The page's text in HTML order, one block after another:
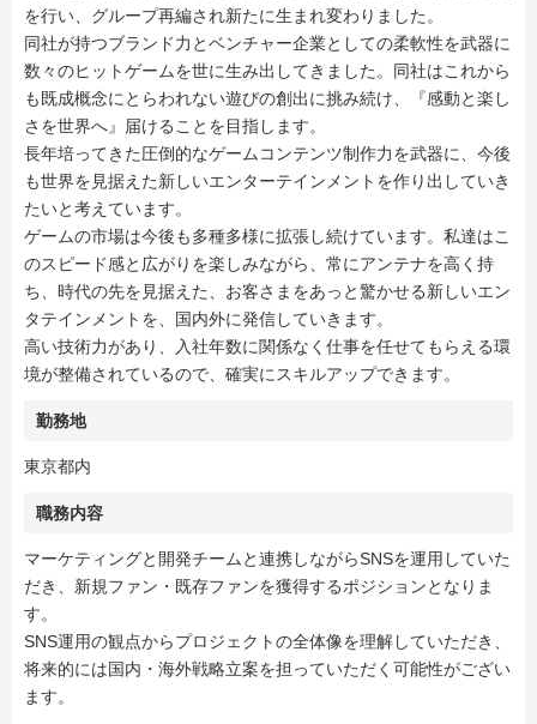
を行い、グループ再編され新たに生まれ変わりました。
同社が持つブランド力とベンチャー企業としての柔軟性を武器に
数々のヒットゲームを世に生み出してきました。同社はこれから
も既成概念にとらわれない遊びの創出に挑み続け、『感動と楽し
さを世界へ』届けることを目指します。
長年培ってきた圧倒的なゲームコンテンツ制作力を武器に、今後
も世界を見据えた新しいエンターテインメントを作り出していき
たいと考えています。
ゲームの市場は今後も多種多様に拡張し続けています。私達はこ
のスピード感と広がりを楽しみながら、常にアンテナを高く持
ち、時代の先を見据えた、お客さまをあっと驚かせる新しいエン
タテインメントを、国内外に発信していきます。
高い技術力があり、入社年数に関係なく仕事を任せてもらえる環
境が整備されているので、確実にスキルアップできます。
勤務地
東京都内
職務内容
マーケティングと開発チームと連携しながらSNSを運用していた
だき、新規ファン・既存ファンを獲得するポジションとなりま
す。
SNS運用の観点からプロジェクトの全体像を理解していただき、
将来的には国内・海外戦略立案を担っていただく可能性がござい
ます。